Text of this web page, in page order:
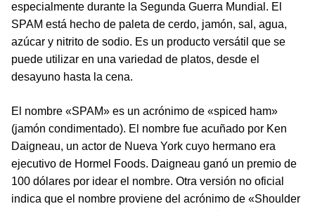
especialmente durante la Segunda Guerra Mundial. El
SPAM está hecho de paleta de cerdo, jamón, sal, agua,
azúcar y nitrito de sodio. Es un producto versátil que se
puede utilizar en una variedad de platos, desde el
desayuno hasta la cena.
El nombre «SPAM» es un acrónimo de «spiced ham»
(jamón condimentado). El nombre fue acuñado por Ken
Daigneau, un actor de Nueva York cuyo hermano era
ejecutivo de Hormel Foods. Daigneau ganó un premio de
100 dólares por idear el nombre. Otra versión no oficial
indica que el nombre proviene del acrónimo de «Shoulder